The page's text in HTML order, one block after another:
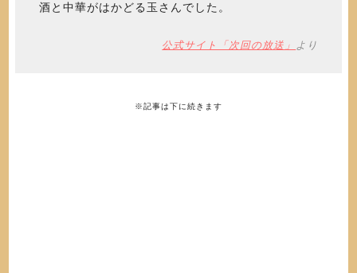
酒と中華がはかどる玉さんでした。
公式サイト「次回の放送」 より
※記事は下に続きます